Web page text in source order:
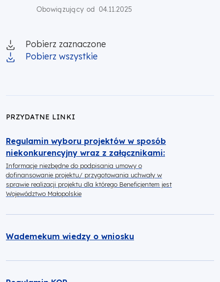
Obowiązujący od
04.11.2025
Pobierz zaznaczone
Pobierz wszystkie
PRZYDATNE LINKI
Regulamin wyboru projektów w sposób
niekonkurencyjny wraz z załącznikami:
Informacje niezbędne do podpisania umowy o
dofinansowanie projektu/ przygotowania uchwały w
sprawie realizacji projektu dla którego Beneficjentem jest
Województwo Małopolskie
Wademekum wiedzy o wniosku